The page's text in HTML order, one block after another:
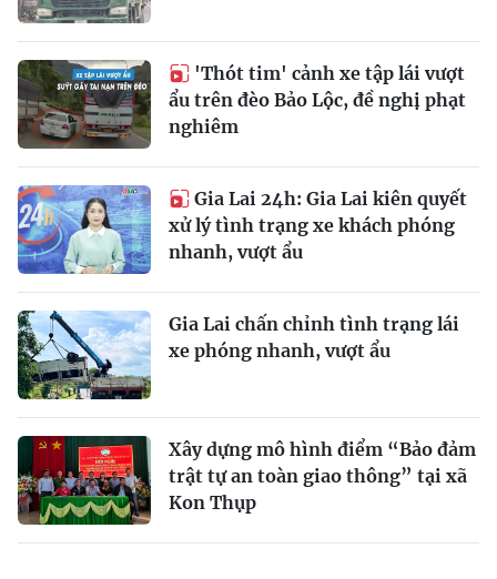
'Thót tim' cảnh xe tập lái vượt
ẩu trên đèo Bảo Lộc, đề nghị phạt
nghiêm
Gia Lai 24h: Gia Lai kiên quyết
xử lý tình trạng xe khách phóng
nhanh, vượt ẩu
Gia Lai chấn chỉnh tình trạng lái
xe phóng nhanh, vượt ẩu
Xây dựng mô hình điểm “Bảo đảm
trật tự an toàn giao thông” tại xã
Kon Thụp